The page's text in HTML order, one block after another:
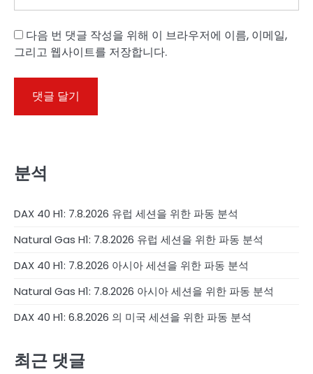
다음 번 댓글 작성을 위해 이 브라우저에 이름, 이메일,
그리고 웹사이트를 저장합니다.
분석
DAX 40 H1: 7.8.2026 유럽 세션을 위한 파동 분석
Natural Gas H1: 7.8.2026 유럽 세션을 위한 파동 분석
DAX 40 H1: 7.8.2026 아시아 세션을 위한 파동 분석
Natural Gas H1: 7.8.2026 아시아 세션을 위한 파동 분석
DAX 40 H1: 6.8.2026 의 미국 세션을 위한 파동 분석
최근 댓글